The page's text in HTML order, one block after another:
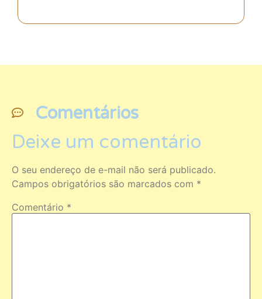
Comentários
Deixe um comentário
O seu endereço de e-mail não será publicado.
Campos obrigatórios são marcados com *
Comentário *